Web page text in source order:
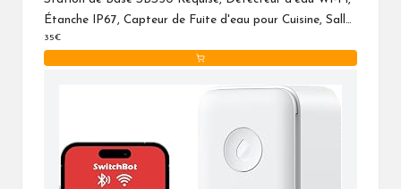
Étanche IP67, Capteur de Fuite d'eau pour Cuisine, Salle
de Bain, sous-Sol, SWS0A, Lot de 3
35€